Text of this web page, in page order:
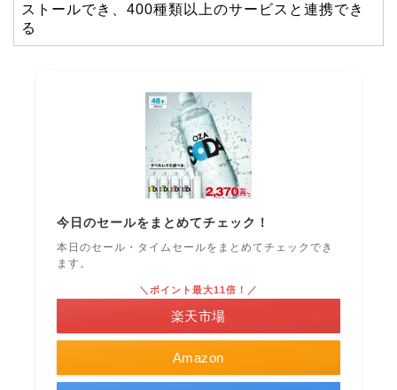
ストールでき、400種類以上のサービスと連携でき
る
今日のセールをまとめてチェック！
本日のセール・タイムセールをまとめてチェックでき
ます。
Amazon
＼ポイント最大11倍！／
楽天市場